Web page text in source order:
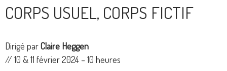
CORPS USUEL, CORPS FICTIF
Dirigé parClaire Heggen
// 10 & 11 février 2024 – 10 heures